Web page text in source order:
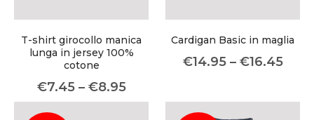
T-shirt girocollo manica
lunga in jersey 100%
cotone
€7.45– €8.95
Cardigan Basic in maglia
€14.95– €16.45